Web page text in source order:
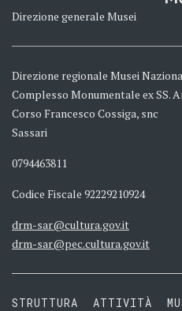
Direzione generale Musei
Direzione regionale Musei
Complesso Monumentale ex SS.
Corso Francesco Cossiga, snc
Sassari
0794463811
Codice Fiscale 92229210924
drm-sar@cultura.gov.it
drm-sar@pec.cultura.gov.it
STRUTTURA ATTIVITÀ